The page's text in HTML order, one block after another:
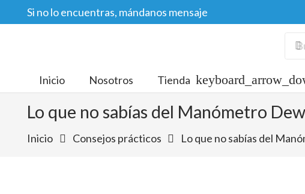
Si no lo encuentras, mándanos mensaje
Inicio Nosotros Tienda
Lo que no sabías del Manómetro
Inicio Consejos prácticos Lo que no sabías del